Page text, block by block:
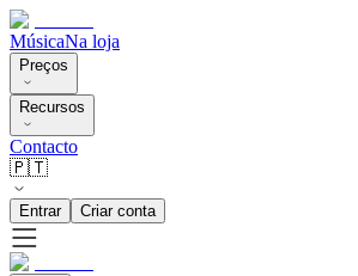
MúsicaNa loja
Preços
Recursos
Contacto
🇵🇹
Entrar Criar conta